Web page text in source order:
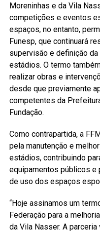
Moreninhas e da Vila
competições e eventos
espaços, no entanto,
Funesp, que continuará
supervisão e definição
estádios. O termo
realizar obras e
desde que previamente
competentes da
Fundação.
Como contrapartida, a
pela manutenção e
estádios, contribuindo
equipamentos públicos e
de uso dos espaços
“Hoje assinamos um
Federação para a
da Vila Nasser. A